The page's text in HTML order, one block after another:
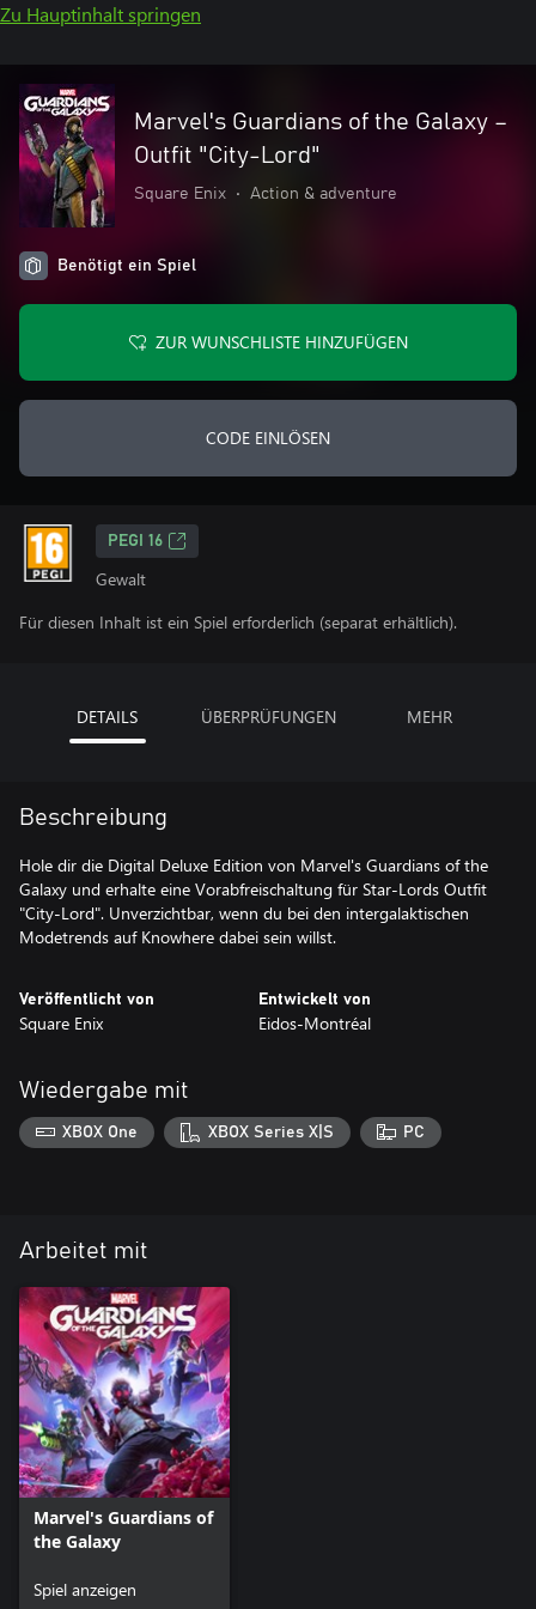
Zu Hauptinhalt springen
Marvel's Guardians of the Galaxy –
Outfit "City-Lord"
Square Enix • Action & adventure
Benötigt ein Spiel
ZUR WUNSCHLISTE HINZUFÜGEN
CODE EINLÖSEN
PEGI 16
Gewalt
Für diesen Inhalt ist ein Spiel erforderlich (separat erhältlich).
DETAILS ÜBERPRÜFUNGEN MEHR
Beschreibung
Hole dir die Digital Deluxe Edition von Marvel's Guardians of the
Galaxy und erhalte eine Vorabfreischaltung für Star-Lords Outfit
"City-Lord". Unverzichtbar, wenn du bei den intergalaktischen
Modetrends auf Knowhere dabei sein willst.
Veröffentlicht von
Square Enix
Entwickelt von
Eidos-Montréal
Wiedergabe mit
XBOX One XBOX Series X|S PC
Arbeitet mit
Marvel's Guardians of
the Galaxy
Spiel anzeigen